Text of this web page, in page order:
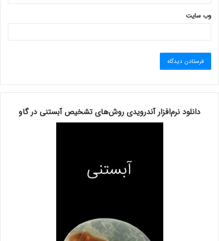
وب‌ سایت
دانلود نرم‌افزار آندرویدی روش‌های تشخیص آبستنی در گاو